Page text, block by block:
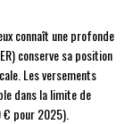
connaît une profonde
conserve sa position
Les versements
dans la limite de
€ pour 2025).